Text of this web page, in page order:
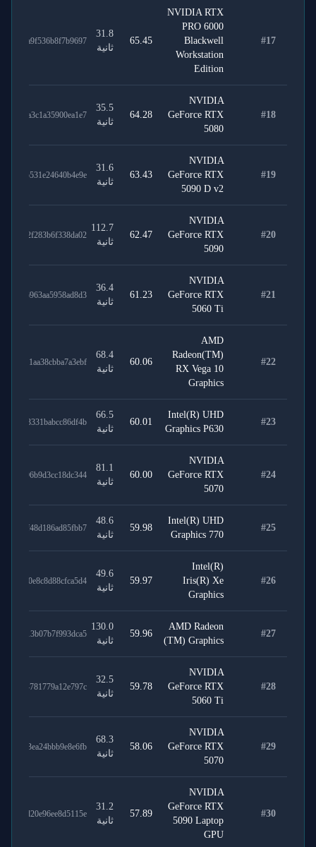
#17
NVIDIA RTX
PRO 6000
Blackwell
Workstation
Edition
65.45
31.8
ثانية
f6d95a9f536b8f7b9697
#18
NVIDIA
GeForce RTX
5080
64.28
35.5
ثانية
e6baaa3c1a35900ea1e7
#19
NVIDIA
GeForce RTX
5090 D v2
63.43
31.6
ثانية
c7910b531e24640b4e9e
#20
NVIDIA
GeForce RTX
5090
62.47
112.7
ثانية
52e442f283b6f338da02
#21
NVIDIA
GeForce RTX
5060 Ti
61.23
36.4
ثانية
3aac86963aa5958ad8d3
#22
AMD
Radeon(TM)
RX Vega 10
Graphics
60.06
68.4
ثانية
cc01a1aa38cbba7a3ebf
#23
Intel(R) UHD
Graphics P630
60.01
66.5
ثانية
8b1ce3331babcc86df4b
#24
NVIDIA
GeForce RTX
5070
60.00
81.1
ثانية
eef7396b9d3cc18dc344
#25
Intel(R) UHD
Graphics 770
59.98
48.6
ثانية
1f4e6f48d186ad85fbb7
#26
Intel(R)
Iris(R) Xe
Graphics
59.97
49.6
ثانية
06e800e8c8d88cfca5d4
#27
AMD Radeon
(TM) Graphics
59.96
130.0
ثانية
0403813b07b7f993dca5
#28
NVIDIA
GeForce RTX
5060 Ti
59.78
32.5
ثانية
9c0da4781779a12e797c
#29
NVIDIA
GeForce RTX
5070
58.06
68.3
ثانية
a0d093ea24bbb9e8e6fb
#30
NVIDIA
GeForce RTX
5090 Laptop
GPU
57.89
31.2
ثانية
40447d20e96ee8d5115e